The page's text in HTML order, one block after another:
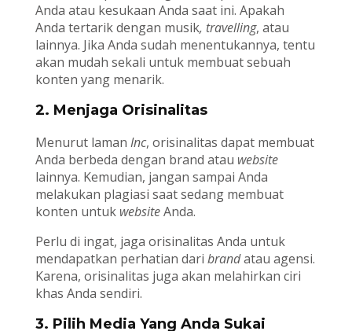
Anda atau kesukaan Anda saat ini. Apakah
Anda tertarik dengan musik, travelling, atau
lainnya. Jika Anda sudah menentukannya, tentu
akan mudah sekali untuk membuat sebuah
konten yang menarik.
2. Menjaga Orisinalitas
Menurut laman Inc, orisinalitas dapat membuat
Anda berbeda dengan brand atau website
lainnya. Kemudian, jangan sampai Anda
melakukan plagiasi saat sedang membuat
konten untuk websiteAnda.
Perlu di ingat, jaga orisinalitas Anda untuk
mendapatkan perhatian dari brandatau agensi.
Karena, orisinalitas juga akan melahirkan ciri
khas Anda sendiri.
3. Pilih Media Yang Anda Sukai